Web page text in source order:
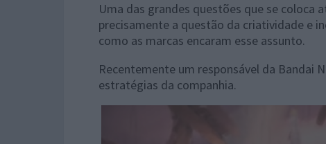
Uma das grandes questões que se
precisamente a questão da criatividade e
como as marcas encaram esse assunto.
Recentemente um responsável da Bandai
estratégias da companhia.